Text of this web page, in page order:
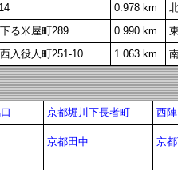
0.978 km
る米屋町289 0.990 km 東
入役人町251-10 1.063 km
京都堀川下長者町 西陣
京都田中 京